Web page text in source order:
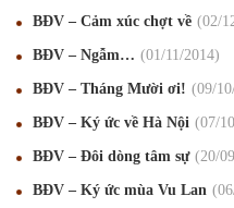
BĐV – Cảm xúc chợt về 02/
BĐV – Ngẫm… 01 /11 /2014
BĐV – Tháng Mười ơi! 09/10
BĐV – Ký ức về Hà Nội 07/10
BĐV – Đôi dòng tâm sự 20/09
BĐV – Ký ức mùa Vu Lan 06
Chúc mừng Giáng sinh và Năm
Mừng Xuân Kỷ Hợi 2019 03/02
Chúc mừng Giáng sinh và Năm